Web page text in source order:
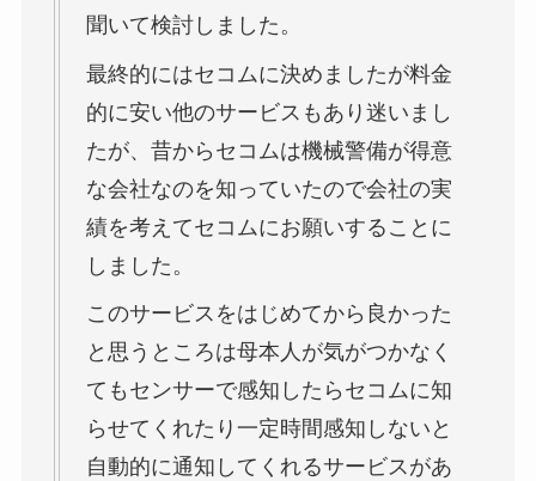
聞いて検討しました。
最終的にはセコムに決めましたが料金
的に安い他のサービスもあり迷いまし
たが、昔からセコムは機械警備が得意
な会社なのを知っていたので会社の実
績を考えてセコムにお願いすることに
しました。
このサービスをはじめてから良かった
と思うところは母本人が気がつかなく
てもセンサーで感知したらセコムに知
らせてくれたり一定時間感知しないと
自動的に通知してくれるサービスがあ